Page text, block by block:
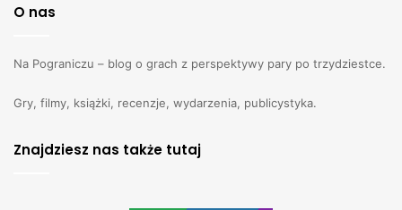
O nas
Na Pograniczu – blog o grach z perspektywy pary po trzydziestce.
Gry, filmy, książki, recenzje, wydarzenia, publicystyka.
Znajdziesz nas także tutaj